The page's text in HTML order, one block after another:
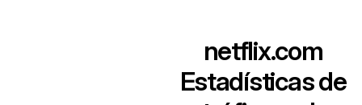
netflix.com
Estadísticas de